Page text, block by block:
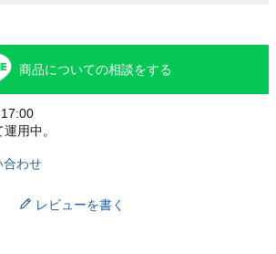
商品についての相談をする
用中。
合わせ
レビューを書く